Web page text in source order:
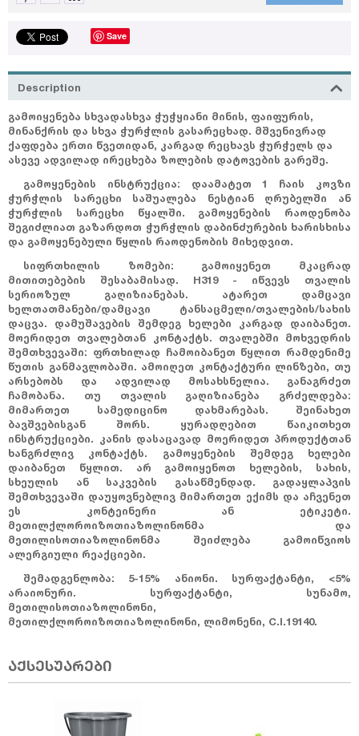
Save
Description
გამოიყენება სხვადასხვა ჭუჭყიანი მინის, ფაიფურის,
მინანქრის და სხვა ჭურჭლის გასარეცხად. მშვენივრად
ქაფდება ერთი წვეთიდან, კარგად რეცხავს ჭურჭელს და
ასევე ადვილად ირეცხება ზოლების დატოვების გარეშე.
გამოყენების ინსტრუქცია: დაამატეთ 1 ჩაის კოვზი
ჭურჭლის სარეცხი საშუალება ნესტიან ღრუბელში ან
ჭურჭლის სარეცხი წყალში. გამოყენების რაოდენობა
შეგიძლიათ გაზარდოთ ჭურჭლის დაბინძურების ხარისხისა
და გამოყენებული წყლის რაოდენობის მიხედვით.
სიფრთხილის ზომები: გამოიყენეთ მკაცრად
მითითებების შესაბამისად. H319 - იწვევს თვალის
სერიოზულ გაღიზიანებას. ატარეთ დამცავი
ხელთათმანები/დამცავი ტანსაცმელი/თვალების/სახის
დაცვა. დამუშავების შემდეგ ხელები კარგად დაიბანეთ.
მოერიდეთ თვალებთან კონტაქტს. თვალებში მოხვედრის
შემთხვევაში: ფრთხილად ჩამოიბანეთ წყლით რამდენიმე
წუთის განმავლობაში. ამოიღეთ კონტაქტური ლინზები, თუ
არსებობს და ადვილად მოსახსნელია. განაგრძეთ
ჩამობანა. თუ თვალის გაღიზიანება გრძელდება:
მიმართეთ სამედიცინო დახმარებას. შეინახეთ
ბავშვებისგან შორს. ყურადღებით წაიკითხეთ
ინსტრუქციები. კანის დასაცავად მოერიდეთ პროდუქტთან
ხანგრძლივ კონტაქტს. გამოყენების შემდეგ ხელები
დაიბანეთ წყლით. არ გამოიყენოთ ხელების, სახის,
სხეულის ან საკვების გასაწმენდად. გადაყლაპვის
შემთხვევაში დაუყოვნებლივ მიმართეთ ექიმს და აჩვენეთ
ეს კონტეინერი ან ეტიკეტი.
მეთილქლოროიზოთიაზოლინონმა და
მეთილისოთიაზოლინონმა შეიძლება გამოიწვიოს
ალერგიული რეაქციები.
შემადგენლობა: 5-15% ანიონი. სურფაქტანტი, <5%
არაიონური. სურფაქტანტი, სუნამო,
მეთილისოთიაზოლინონი,
მეთილქლოროიზოთიაზოლინონი, ლიმონენი, C.I.19140.
აქსესუარები